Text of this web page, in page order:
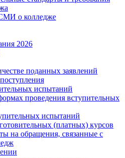
о колледже
2026
поданных заявлений
испытаний
проведения вступительных
испытаний
(платных) курсов
на обращения, связанные с